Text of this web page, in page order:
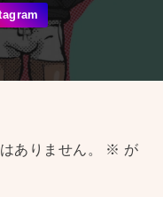
ありません。 ※ が